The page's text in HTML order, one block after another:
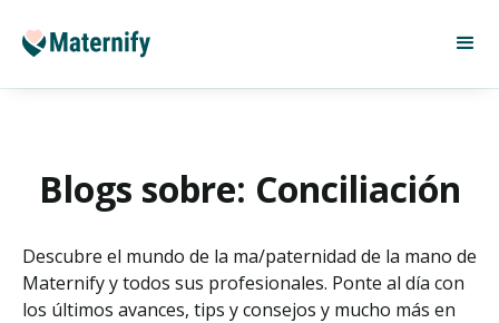
Blogs sobre: Conciliación
Descubre el mundo de la ma/paternidad de la mano de
Maternify y todos sus profesionales. Ponte al día con
los últimos avances, tips y consejos y mucho más en